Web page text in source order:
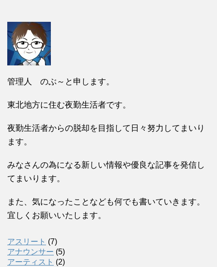
管理人 のぶ～と申します。
東北地方に住む夜勤生活者です。
夜勤生活者からの脱却を目指して日々努力してまいり
ます。
みなさんの為になる新しい情報や優良な記事を発信し
てまいります。
また、気になったことなども何でも書いていきます。
宜しくお願いいたします。
アスリート (7)
アナウンサー (5)
アーティスト (2)